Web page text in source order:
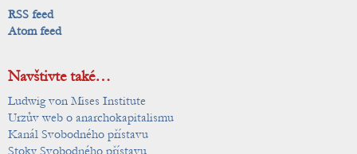
RSS feed
Atom feed
Navštivte také…
Ludwig von Mises Institute
Urzův web o anarchokapitalismu
Kanál Svobodného přístavu
Stoky Svobodného přístavu